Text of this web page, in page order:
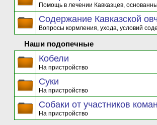
Помощь в лечении Кавказцев,
Содержание Кавказской
Вопросы кормления, ухода, условий
Наши подопечные
Кобели
На пристройство
Суки
На пристройство
Собаки от участников
На пристройство